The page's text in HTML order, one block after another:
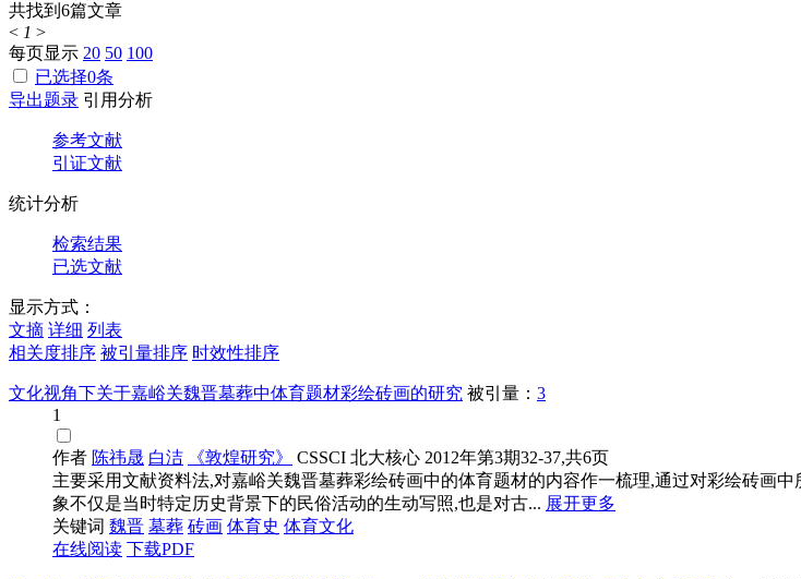
共找到 6篇文章
< 1 >
每页显示 20 50 100
已选择0条
导出题录 引用分析
参考文献
引证文献
统计分析
检索结果
已选文献
显示方式：
文摘 详细 列表
相关度排序 被引量排序 时效性排序
文化视角下关于嘉峪关魏晋墓葬中体育题材彩绘砖画的研究 被引量： 3
1
作者 陈祎晟 白洁 《敦煌研究》 CSSCI 北大核心 2012年第3期32-37,共6页
主要采用文献资料法,对嘉峪关魏晋墓葬彩绘砖画中的体育题材的内容作一梳理,通过对彩绘砖画
象不仅是当时特定历史背景下的民俗活动的生动写照,也是对古... 展开更多
关键词 魏晋 墓葬 砖画 体育史 体育文化
在线阅读 下载PDF